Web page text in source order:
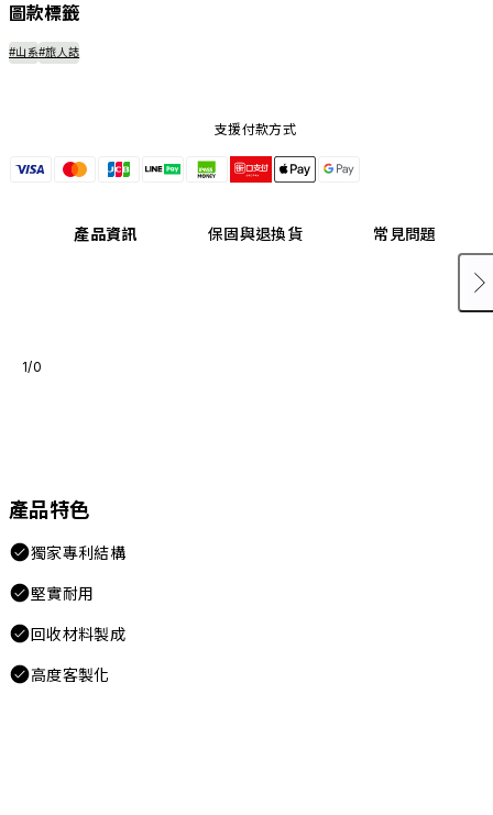
圖款標籤
#山系#旅人誌
支援付款方式
產品資訊 保固與退換貨 常見問題
1/0
產品特色
獨家專利結構
堅實耐用
回收材料製成
高度客製化